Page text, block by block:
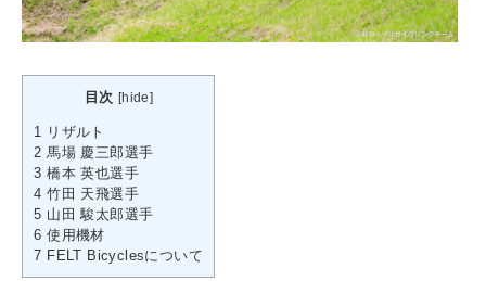
目次 [hide]
1 リザルト
2 馬場 慶三郎選手
3 橋本 英也選手
4 竹田 天飛選手
5 山田 駿太郎選手
6 使用機材
7 FELT Bicyclesについて